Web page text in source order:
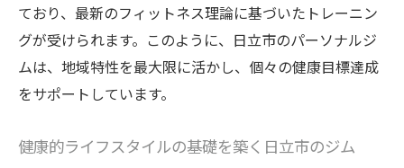
身体の変化を促す日立市のジムのサポート
システム
日立市で体験するパーソナルジムの成功事
例
法
ており、最新のフィットネス理論に基づいたトレーニン
グが受けられます。このように、日立市のパーソナルジ
ムは、地域特性を最大限に活かし、個々の健康目標達成
をサポートしています。
健康的ライフスタイルの基礎を築く日立市のジム